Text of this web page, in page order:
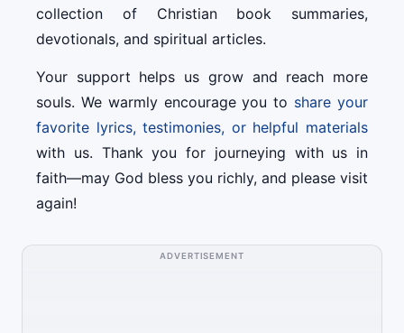
collection of Christian book summaries,
devotionals, and spiritual articles.
Your support helps us grow and reach more
souls. We warmly encourage you to share your
favorite lyrics, testimonies, or helpful materials
with us. Thank you for journeying with us in
faith—may God bless you richly, and please visit
again!
ADVERTISEMENT